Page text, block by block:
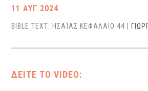
11 ΑΥΓ 2024
BIBLE TEXT: ΗΣΑΪΑΣ ΚΕΦΑΛΑΙΟ 44